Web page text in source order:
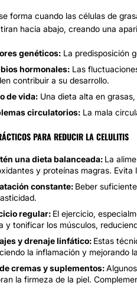
forma cuando las células de
hacia abajo, creando una
genéticos: La predisposición
hormonales: Las
contribuir a su desarrollo.
de vida: Una dieta alta en
circulatorios: La mala
PARA REDUCIR LA CELULITIS
una dieta balanceada: La
y proteínas magras.
constante: Beber
regular: El ejercicio,
y tonificar los músculos,
y drenaje linfático: Estas
la inflamación y mejorando
cremas y suplementos:
la firmeza de la piel.